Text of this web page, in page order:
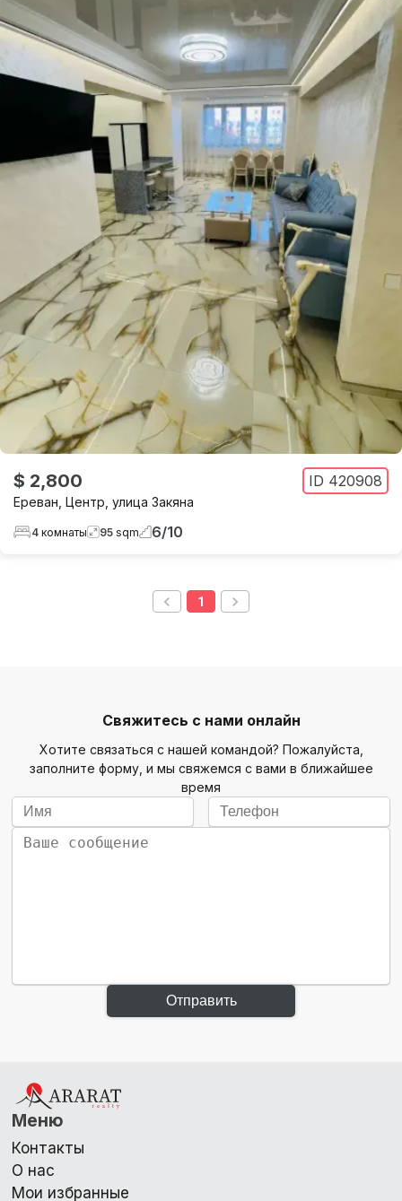
$ 2,800 ID 420908
Ереван Центр улица Закяна
4 комнаты 95 sqm 6/10
1
Свяжитесь с нами онлайн
Хотите связаться с нашей командой? Пожалуйста,
заполните форму, и мы свяжемся с вами в ближайшее
время
Отправить
Меню
Контакты
О нас
Мои избранные